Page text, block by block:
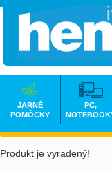
Produkt je vyradený!
JARNÉ
POMÔCKY
PC,